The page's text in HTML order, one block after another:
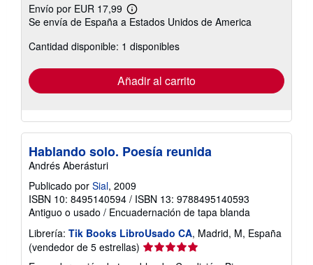
Envío por EUR 17,99
Más
información
las
tarifas
envío
Se envía de España a Estados Unidos de America
Cantidad disponible: 1 disponibles
Añadir al carrito
Hablando solo. Poesía reunida
Andrés Aberásturi
Publicado por Sial, 2009
ISBN 10: 8495140594 / ISBN 13: 9788495140593
Antiguo o usado / Encuadernación de tapa blanda
Librería: Tik Books LibroUsado CA, Madrid, M, España
(vendedor de 5 estrellas) Calificación
del